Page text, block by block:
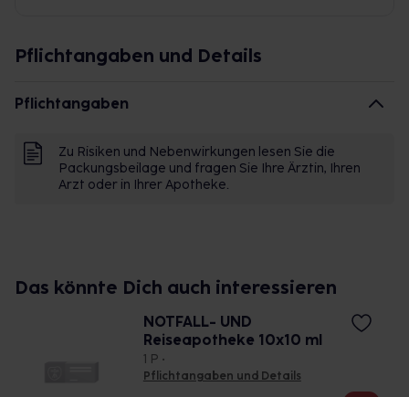
Pflichtangaben und Details
Pflichtangaben
Zu Risiken und Nebenwirkungen lesen Sie die
Packungsbeilage und fragen Sie Ihre Ärztin, Ihren
Arzt oder in Ihrer Apotheke.
Das könnte Dich auch interessieren
NOTFALL- UND
Reiseapotheke 10x10 ml
1 P •
Pflichtangaben und Details